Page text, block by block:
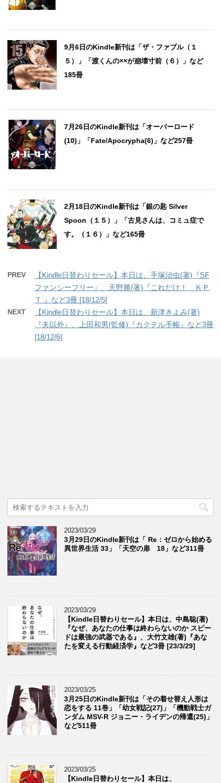
9月6日のKindle新刊は「ザ・ファブル（１
５）」「渡くんの××が崩壊寸前（６）」など
185冊
7月26日のKindle新刊は「オーバーロード
(10)」「Fate/Apocrypha(6)」など257冊
2月18日のKindle新刊は「銀の匙 Silver
Spoon（１５）」「古見さんは、コミュ症で
す。（１６）」など165冊
PREV
【Kindle日替わりセール】本日は、手塚治虫(著)『SF
ファンシーフリー』、天野勝(著)『これだけ！ ＫＰ
Ｔ 』など3冊 [18/12/5]
NEXT
【Kindle日替わりセール】本日は、新津きよみ(著)
『夫以外』、上田和男(監修)『カクテル手帳』など3冊
[18/12/6]
2023/03/29
3月29日のKindle新刊は「 Re：ゼロから始める
異世界生活 33」「天空の扉 18」など311冊
2023/03/29
【Kindle日替わりセール】本日は、中島聡(著)
『なぜ、あなたの仕事は終わらないのか スピー
ドは最強の武器である』、大竹文雄(著)『あな
たを変える行動経済学』など3冊 [23/3/29]
2023/03/25
3月25日のKindle新刊は「その着せ替え人形は
恋をする 11巻」「幼女戦記(27)」「機動戦士ガ
ンダム MSV-R ジョニー・ライデンの帰還(25)」
など511冊
2023/03/25
【Kindle日替わりセール】本日は、